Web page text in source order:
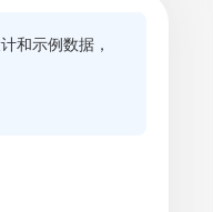
和示例数据，